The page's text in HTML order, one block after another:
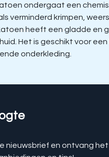
ondergaat een
verminderd krimpen,
heeft een gladde en
Het is geschikt voor
onderkleding.
nieuwsbrief en ontvang